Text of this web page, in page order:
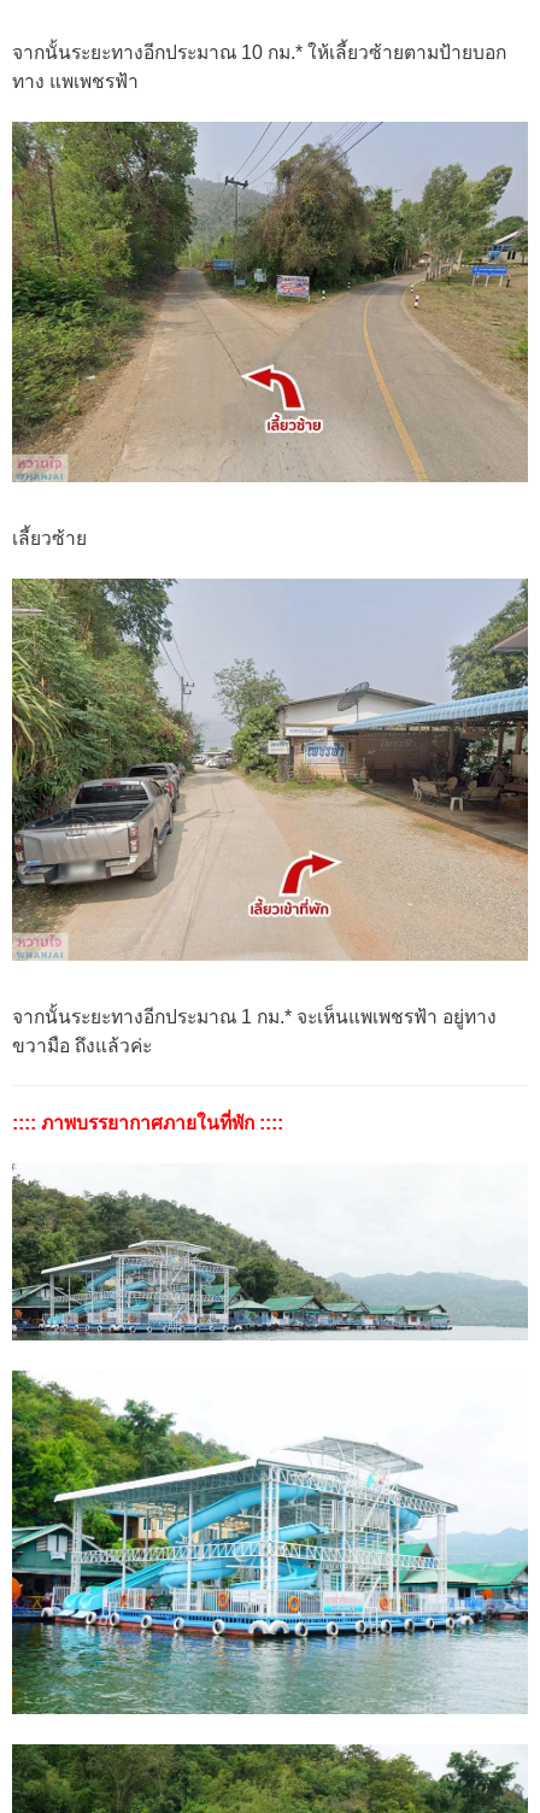
จากนั้นระยะทางอีกประมาณ 10 กม.* ให้เลี้ยวซ้ายตามป้ายบอก
ทาง แพเพชรฟ้า
เลี้ยวซ้าย
จากนั้นระยะทางอีกประมาณ 1 กม.* จะเห็นแพเพชรฟ้า อยู่ทาง
ขวามือ ถึงแล้วค่ะ
:::: ภาพบรรยากาศภายในที่พัก ::::